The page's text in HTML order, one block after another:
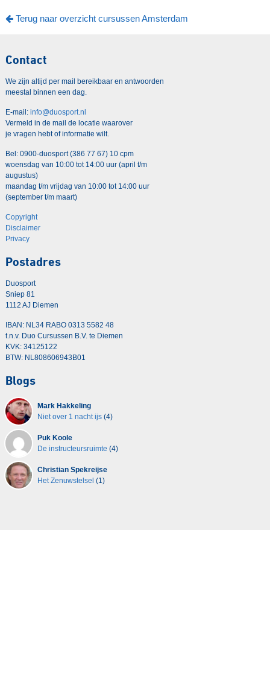
Terug naar overzicht cursussen Amsterdam
Contact
We zijn altijd per mail bereikbaar en antwoorden
meestal binnen een dag.
E-mail: info@duosport.nl
Vermeld in de mail de locatie waarover
je vragen hebt of informatie wilt.
Bel: 0900-duosport (386 77 67) 10 cpm
woensdag van 10:00 tot 14:00 uur (april t/m
augustus)
maandag t/m vrijdag van 10:00 tot 14:00 uur
(september t/m maart)
Copyright
Disclaimer
Privacy
Postadres
Duosport
Sniep 81
1112 AJ Diemen
IBAN: NL34 RABO 0313 5582 48
t.n.v. Duo Cursussen B.V. te Diemen
KVK: 34125122
BTW: NL808606943B01
Blogs
Mark Hakkeling
Niet over 1 nacht ijs(4)
Puk Koole
De instructeursruimte (4)
Christian Spekreijse
Het Zenuwstelsel (1)